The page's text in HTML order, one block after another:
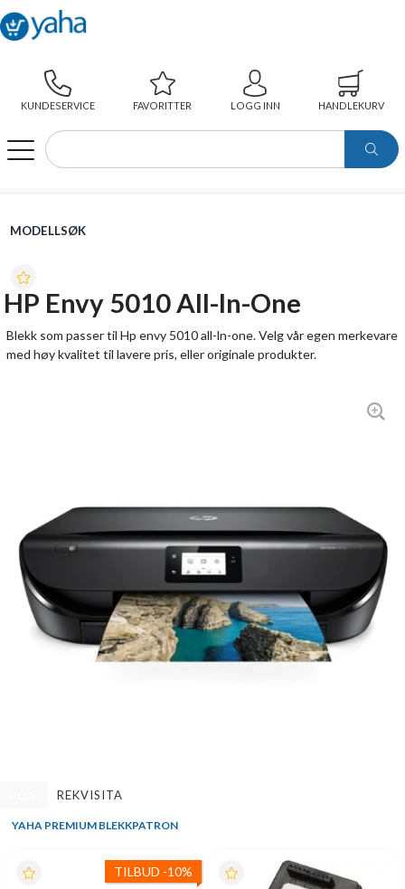
KUNDESERVICE FAVORITTER LOGG INN HANDLEKURV
WEBSHOP
MODELLSØK
HP Envy 5010 All-ln-One
Blekk som passer til Hp envy 5010 all-ln-one. Velg vår egen merkevare
med høy kvalitet til lavere pris, eller originale produkter.
REKVISITA
YAHA PREMIUM BLEKKPATRON
TILBUD -10%